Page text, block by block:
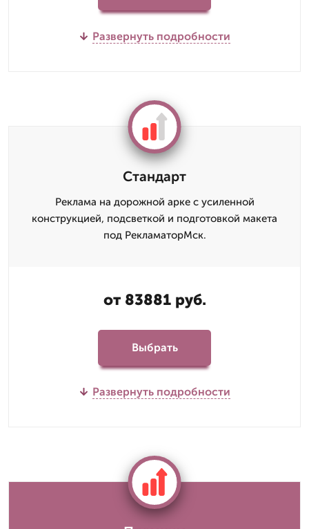
Развернуть подробности
Стандарт
Реклама на дорожной арке с усиленной
конструкцией, подсветкой и подготовкой макета
под РекламаторМск.
от 83881 руб.
Выбрать
Развернуть подробности